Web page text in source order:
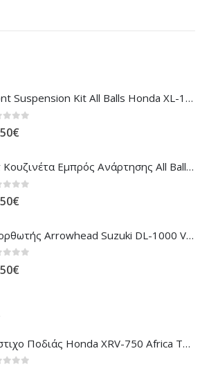
Front Suspension Kit All Balls Honda XL-1000V Varadero
of 5
€
Κιτ Κουζινέτα Εμπρός Ανάρτησης All Balls Honda CBR-1100XX Blackbird
€
Ανορθωτής Arrowhead Suzuki DL-1000 V'Strom
€
Λάστιχο Ποδιάς Honda XRV-750 Africa Twin